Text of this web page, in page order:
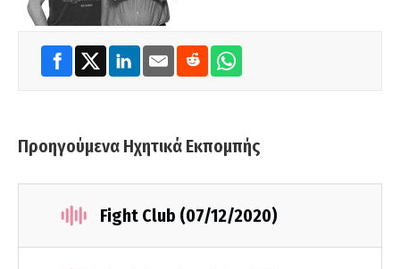
Προηγούμενα Ηχητικά Εκπομπής
Fight Club (07/12/2020)